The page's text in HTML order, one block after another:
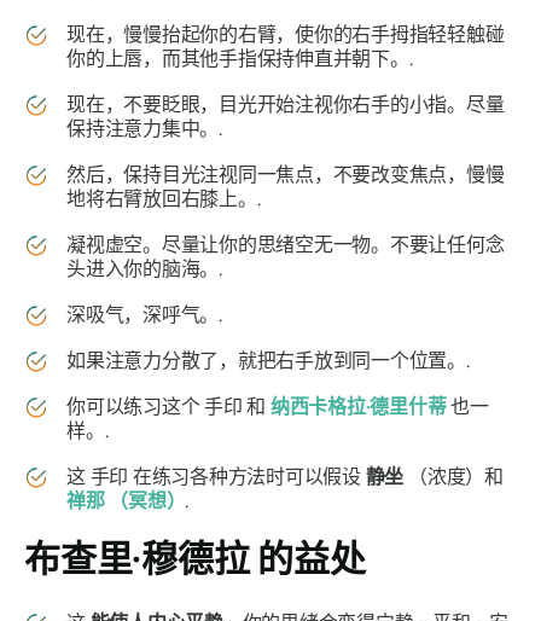
现在，慢慢抬起你的右臂，使你的右手拇指轻轻触碰
你的上唇，而其他手指保持伸直并朝下。.
现在，不要眨眼，目光开始注视你右手的小指。尽量
保持注意力集中。.
然后，保持目光注视同一焦点，不要改变焦点，慢慢
地将右臂放回右膝上。.
凝视虚空。尽量让你的思绪空无一物。不要让任何念
头进入你的脑海。.
深吸气，深呼气。.
如果注意力分散了，就把右手放到同一个位置。.
你可以练习这个手印 和 纳西卡格拉·德里什蒂也一
样。.
这 手印 在练习各种方法时可以假设 静坐 （浓度）和
禅那（冥想）.
布查里·穆德拉的益处